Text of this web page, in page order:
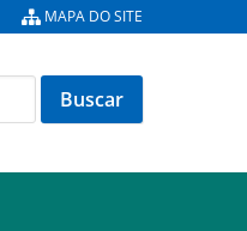
MAPA DO SITE